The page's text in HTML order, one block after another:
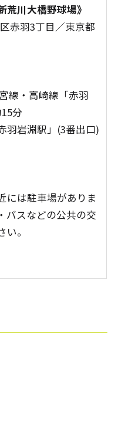
荒川大橋野球場》
赤羽3丁目／東京都
線・高崎線「赤羽
分
羽岩淵駅」(3番出口)
には駐車場がありま
バスなどの公共の交
。